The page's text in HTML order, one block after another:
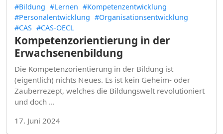
#Bildung #Lernen #Kompetenzentwicklung
#Personalentwicklung #Organisationsentwicklung
#CAS #CAS-OECL
Kompetenzorientierung in der
Erwachsenenbildung
Die Kompetenzorientierung in der Bildung ist
(eigentlich) nichts Neues. Es ist kein Geheim- oder
Zauberrezept, welches die Bildungswelt revolutioniert
und doch …
17. Juni 2024